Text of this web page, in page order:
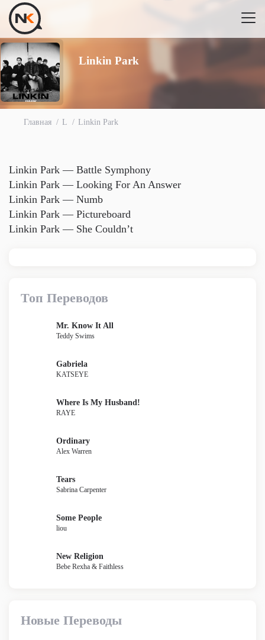
Linkin Park
Главная L Linkin Park
Linkin Park — Battle Symphony
Linkin Park — Looking For An Answer
Linkin Park — Numb
Linkin Park — Pictureboard
Linkin Park — She Couldn’t
Топ Переводов
Mr. Know It All
Teddy Swims
Gabriela
KATSEYE
Where Is My Husband!
RAYE
Ordinary
Alex Warren
Tears
Sabrina Carpenter
Some People
liou
New Religion
Bebe Rexha & Faithless
Новые Переводы